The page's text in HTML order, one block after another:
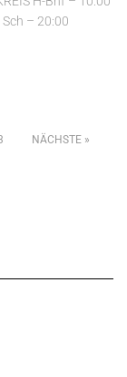
– 20:00
NÄCHSTE